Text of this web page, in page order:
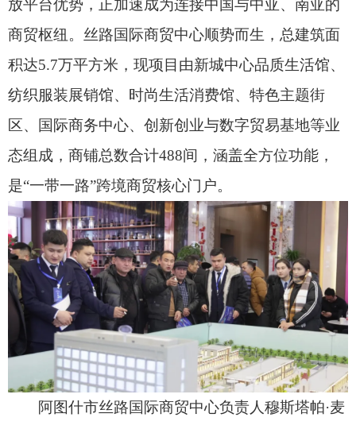
麦提说：“克州守着‘一带一路’的黄金区位，毗邻三
大口岸的开放优势就在眼前，我们打造这个平台，
初衷就是想架起一座‘双向奔赴’的桥梁——让中亚
的优质特产走进来，也让中国的好产品更顺畅地走
出去。未来，我们会继续优化服务，用好税收减
免、审批提速这些政策红利，和入驻企业一起成
长，让这个商贸中心真正成为汇聚人流、物流、资
金流的‘丝路黄金枢纽’，为克州阿图什的对外开放
贡献力量。”